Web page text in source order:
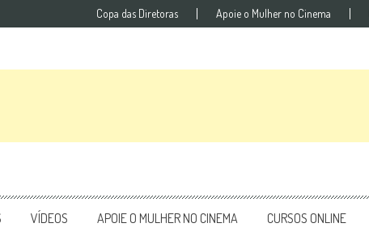
Copa das Diretoras Apoie o Mulher no Cinema
VÍDEOS APOIE O MULHER NO CINEMA CURSOS ONLINE